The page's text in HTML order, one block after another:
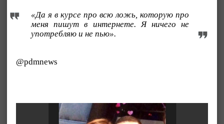
«Да я в курсе про всю ложь, которую про
меня пишут в интернете. Я ничего не
употребляю и не пью».
@pdmnews